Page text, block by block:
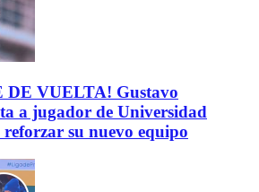
DE VUELTA! Gustavo
a jugador de Universidad
su nuevo equipo